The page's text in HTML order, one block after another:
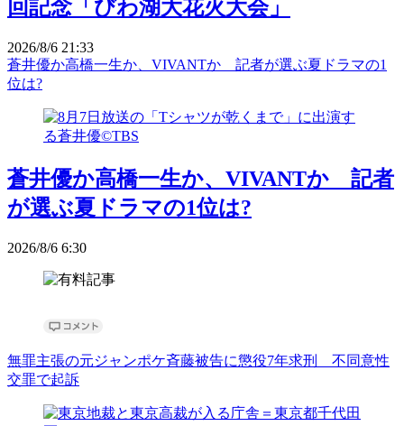
回記念「びわ湖大花火大会」
2026/8/6 21:33
蒼井優か高橋一生か、VIVANTか 記者が選ぶ夏ドラマの1
位は?
蒼井優か高橋一生か、VIVANTか 記者
が選ぶ夏ドラマの1位は?
2026/8/6 6:30
無罪主張の元ジャンポケ斉藤被告に懲役7年求刑 不同意性
交罪で起訴